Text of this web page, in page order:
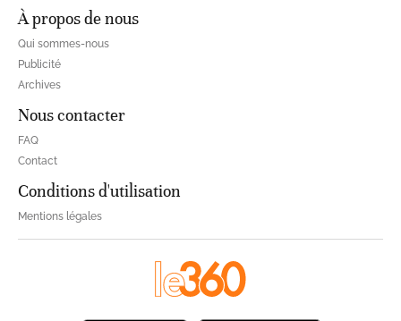
À propos de nous
Qui sommes-nous
Publicité
Archives
Nous contacter
FAQ
Contact
Conditions d'utilisation
Mentions légales